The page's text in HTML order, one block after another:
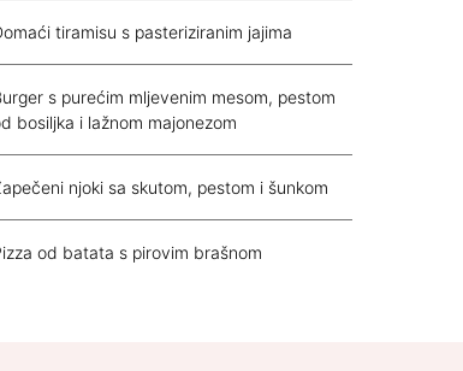
tiramisu s pasteriziranim jajima
s purećim mljevenim mesom, pestom
bosiljka i lažnom majonezom
njoki sa skutom, pestom i šunkom
od batata s pirovim brašnom